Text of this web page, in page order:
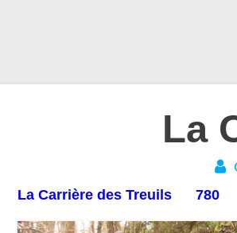
La
La Carrière des Treuils 780
Navigation
l’article